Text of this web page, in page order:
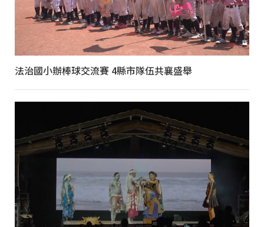
法治國小辦棒球交流賽 4縣市隊伍共襄盛舉